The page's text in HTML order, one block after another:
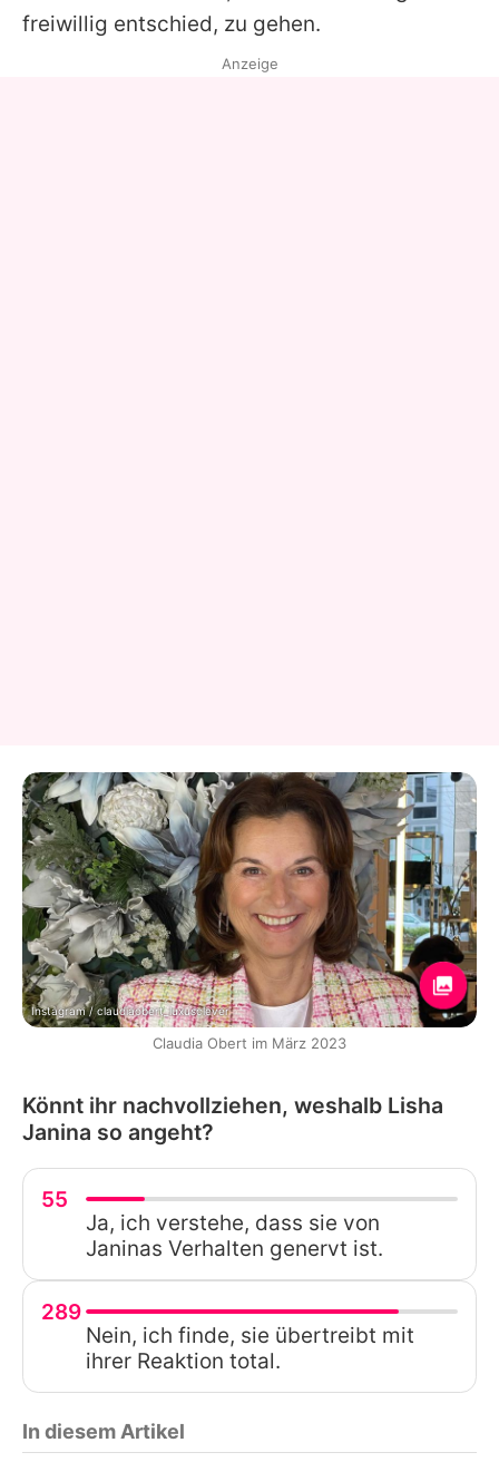
freiwillig entschied, zu gehen.
Anzeige
Instagram / claudiaobert_luxusclever
Claudia Obert im März 2023
Könnt ihr nachvollziehen, weshalb Lisha
Janina so angeht?
55
Ja, ich verstehe, dass sie von
Janinas Verhalten genervt ist.
289
Nein, ich finde, sie übertreibt mit
ihrer Reaktion total.
In diesem Artikel